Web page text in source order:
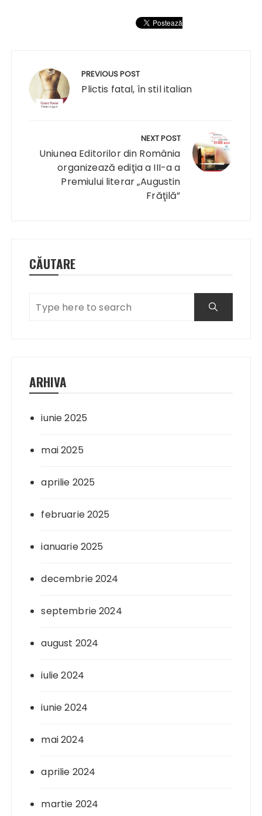
articole
PREVIOUS POST
Plictis fatal, în stil italian
NEXT POST
Uniunea Editorilor din România
organizează ediţia a III-a a
Premiului literar „Augustin
Frăţilă”
CĂUTARE
ARHIVA
iunie 2025
mai 2025
aprilie 2025
februarie 2025
ianuarie 2025
decembrie 2024
septembrie 2024
august 2024
iulie 2024
iunie 2024
mai 2024
aprilie 2024
martie 2024